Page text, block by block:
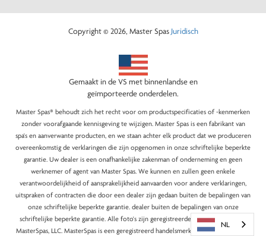
Copyright © 2026, Master Spas Juridisch
Gemaakt in de VS met binnenlandse en
geïmporteerde onderdelen.
Master Spas® behoudt zich het recht voor om productspecificaties of -kenmerken
zonder voorafgaande kennisgeving te wijzigen. Master Spas is een fabrikant van
spa's en aanverwante producten, en we staan achter elk product dat we produceren
overeenkomstig de verklaringen die zijn opgenomen in onze schriftelijke beperkte
garantie. Uw dealer is een onafhankelijke zakenman of onderneming en geen
werknemer of agent van Master Spas. We kunnen en zullen geen enkele
verantwoordelijkheid of aansprakelijkheid aanvaarden voor andere verklaringen,
uitspraken of contracten die door een dealer zijn gedaan buiten de bepalingen van
onze schriftelijke beperkte garantie. dealer buiten de bepalingen van onze
schriftelijke beperkte garantie. Alle foto's zijn geregistreerde auteursrechten van
MasterSpas, LLC. MasterSpas is een geregistreerd handelsmerk van MasterSpas, LLC.
NL